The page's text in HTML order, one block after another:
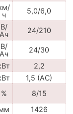
ч
5,0/6,0
В/
Ач
24/210
В/
Ач
24/30
2,2
1,5 (AC)
%
8/15
1426